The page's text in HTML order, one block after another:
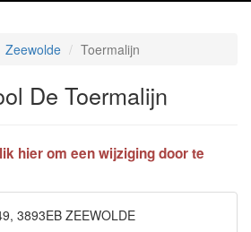
Zeewolde Toermalijn
De Toermalijn
hier om een wijziging door te
3893EB ZEEWOLDE